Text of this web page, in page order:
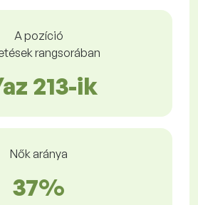
A pozíció
rangsorában
213-ik
Nők aránya
37%